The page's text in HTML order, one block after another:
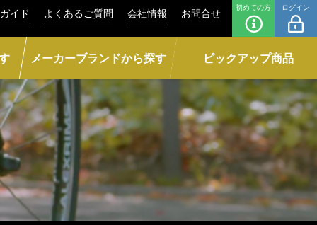
イド よくあるご質問 会社情報 お問合せ 初めての方 ログイン
メーカーブランドから探す ピックアップ商品